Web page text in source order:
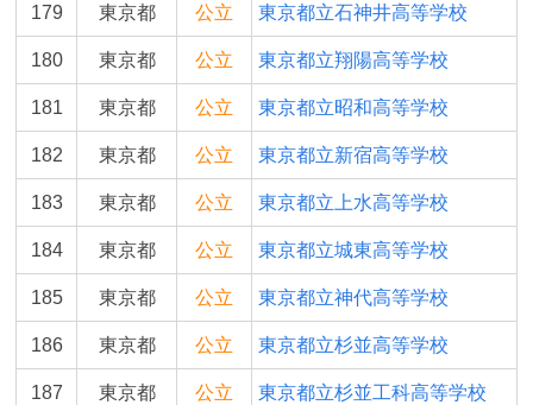
179 東京都 公立 東京都立石神井高等学校
180 東京都 公立 東京都立翔陽高等学校
181 東京都 公立 東京都立昭和高等学校
182 東京都 公立 東京都立新宿高等学校
183 東京都 公立 東京都立上水高等学校
184 東京都 公立 東京都立城東高等学校
185 東京都 公立 東京都立神代高等学校
186 東京都 公立 東京都立杉並高等学校
187 東京都 公立 東京都立杉並工科高等学校